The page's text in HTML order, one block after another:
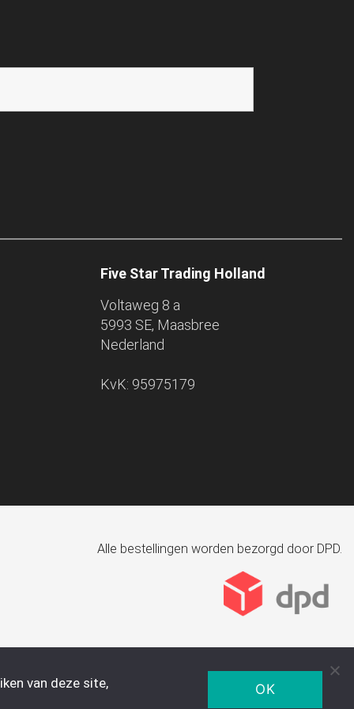
Five Star Trading Holland
Voltaweg 8 a
5993 SE, Maasbree
Nederland
KvK: 95975179
Alle bestellingen worden bezorgd door DPD.
van deze site,
OK